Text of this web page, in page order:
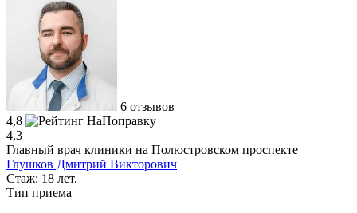
6 отзывов
4,8
4,3
Главный врач клиники на Полюстровском проспекте
Глушков Дмитрий Викторович
Стаж: 18 лет.
Тип приема